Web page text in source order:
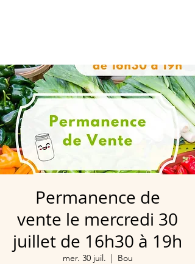
Permanence de
vente le mercredi 30
juillet de 16h30 à 19h
mer. 30 juil.
  |
Bou